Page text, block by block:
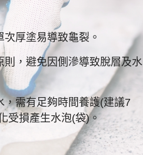
厚塗易導致龜裂。
則，避免因側滲導致脫層及水
，需有足夠時間養護(建議7
受損產生水泡(袋)。